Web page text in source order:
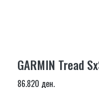
GARMIN Tread
86.820 ден.